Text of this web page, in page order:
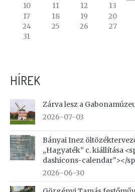
events
10
11 12 13
17
18 19 20
24
25 26 27
31
HÍREK
Zárva lesz a
2026-07-03
Bányai Inez
„Hagyaték” c. kiállítása
dashicons-calendar"></
2026-06-30